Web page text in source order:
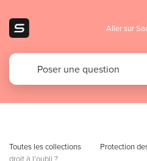
Aller sur
Toutes les collections Protection
droit à l’oubli ?